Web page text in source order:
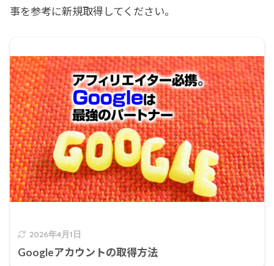
事を参考に新規取得してください。
2026年4月1日
Googleアカウントの取得方法